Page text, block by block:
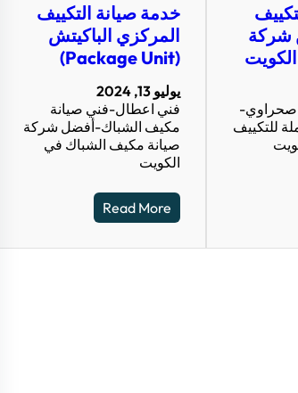
شركة
صحراوي-
للتكييف
خدمة صيانة التكييف
المركزي الباكيتش
(Package Unit)
يوليو 13, 2024
فني اعطال-فني صيانة
مكيف الشباك-أفضل شركة
صيانة مكيف الشباك في
الكويت
Read More